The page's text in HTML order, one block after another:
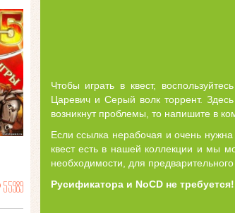
55989
Чтобы играть в квест,
Царевич и Серый волк торрент.
возникнут проблемы, то напишите в
Если ссылка нерабочая и очень
квест есть в нашей коллекции и мы
необходимости, для
Русификатора и NoCD не требуется!